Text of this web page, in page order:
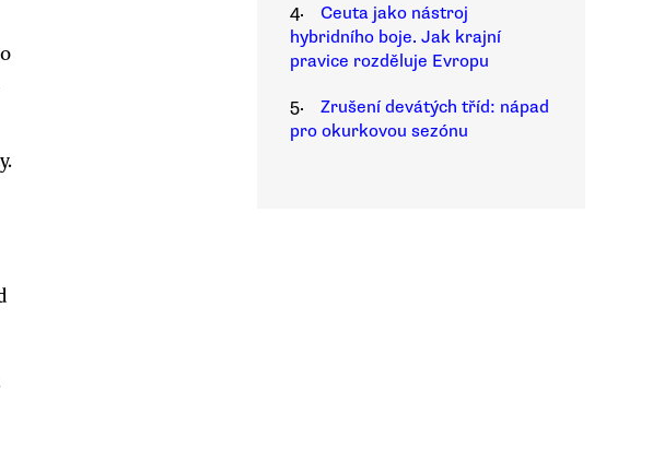
4.
Ceuta jako nástroj
hybridního boje. Jak krajní
pravice rozděluje Evropu
5.
Zrušení devátých tříd: nápad
pro okurkovou sezónu